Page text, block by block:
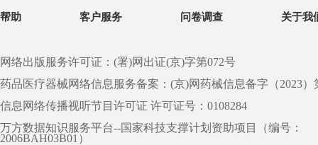
帮助 客户服务 问卷调查 关于我
网络出版服务许可证：(署)网出证(京)字第072号
药品医疗器械网络信息服务备案：(京)网药械信息备字（2023）
信息网络传播视听节目许可证 许可证号：0108284
万方数据知识服务平台--国家科技支撑计划资助项目（编号：
2006BAH03B01）